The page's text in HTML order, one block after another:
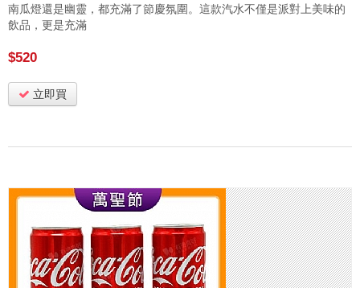
南瓜燈還是幽靈，都充滿了節慶氛圍。這款汽水不僅是派對上美味的
飲品，更是充滿
$520
立即買